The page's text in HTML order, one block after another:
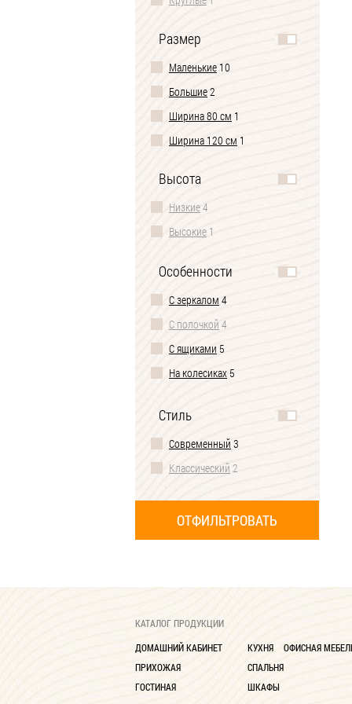
Размер
Маленькие 10
Большие2
Ширина 80 см 1
Ширина 120 см 1
Высота
Низкие4
Высокие 1
Особенности
С зеркалом 4
С полочкой 4
С ящиками 5
На колесиках 5
С одним зеркалом
С полками2
Стиль
Современный 3
Классический 2
КАТАЛОГ ПРОДУКЦИИ
ДОМАШНИЙ КАБИНЕТ
ПРИХОЖАЯ
ГОСТИНАЯ
КУХНЯ
СПАЛЬНЯ
ШКАФЫ
ОФИСНАЯ